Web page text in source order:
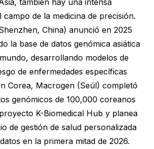
de la medicina de precisión.
China) anunció en 2025
la base de datos genómica asiática
desarrollando modelos de
de enfermedades específicas
Corea, Macrogen (Seúl) completó
genómicos de 100,000 coreanos
K-Biomedical Hub y planea
de gestión de salud personalizada
en la primera mitad de 2026.